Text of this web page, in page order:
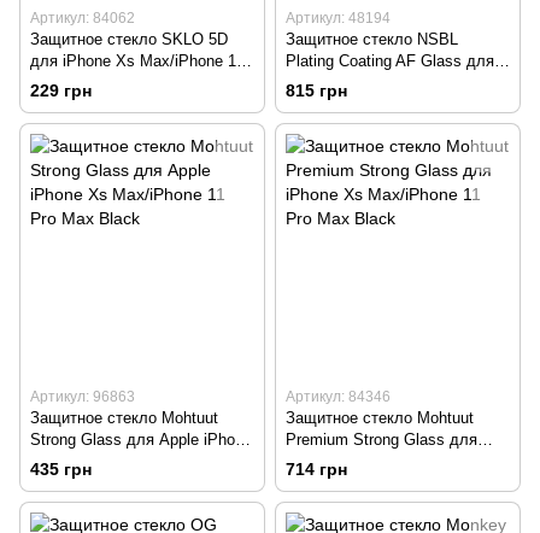
Артикул: 84062
Защитное стекло SKLO 5D
для iPhone Xs Max/iPhone 11
Pro Max Black (тех.пак.)
229 грн
Артикул: 48194
Защитное стекло NSBL
Plating Coating AF Glass для
Apple iPhone Xs Max/iPhone
11 Pro Max
815 грн
Артикул: 96863
Защитное стекло Mohtuut
Strong Glass для Apple iPhone
Xs Max/iPhone 11 Pro Max
435 грн
Артикул: 84346
Защитное стекло Mohtuut
Premium Strong Glass для
iPhone Xs Max/iPhone 11 Pro
Max Black
714 грн